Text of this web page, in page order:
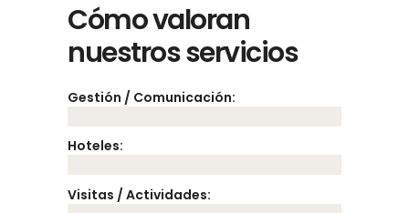
Cómo valoran
nuestros servicios
Gestión / Comunicación:
Hoteles:
Visitas / Actividades: